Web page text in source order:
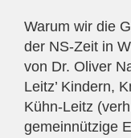
Warum wir die
der NS-Zeit in
von Dr. Oliver
Leitz’ Kindern,
Kühn-Leitz
gemeinnützige